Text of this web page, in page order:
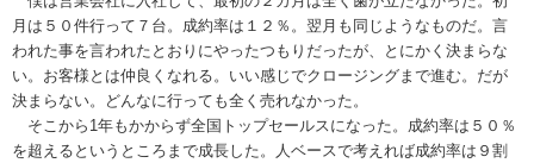
月は５０件行って７台。成約率は１２％。翌月も同じようなものだ。言
われた事を言われたとおりにやったつもりだったが、とにかく決まらな
い。お客様とは仲良くなれる。いい感じでクロージングまで進む。だが
決まらない。どんなに行っても全く売れなかった。
そこから1年もかからず全国トップセールスになった。成約率は５０％
を超えるというところまで成長した。人ベースで考えれば成約率は９割